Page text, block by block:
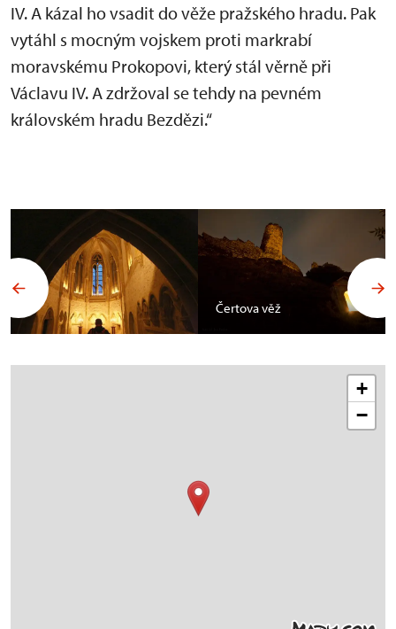
IV. A kázal ho vsadit do věže pražského hradu. Pak
vytáhl s mocným vojskem proti markrabí
moravskému Prokopovi, který stál věrně při
Václavu IV. A zdržoval se tehdy na pevném
královském hradu Bezdězi.“
Čertova věž
+
−